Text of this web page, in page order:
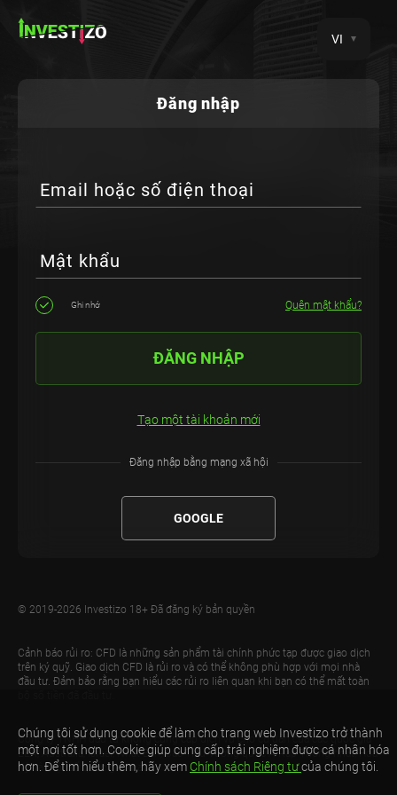
VI
Đăng nhập
Email hoặc số điện thoại
Mật khẩu
Ghi nhớ Quên mật khẩu?
ĐĂNG NHẬP
Tạo một tài khoản mới
Đăng nhập bằng mạng xã hội
GOOGLE
© 2019-2026 Investizo 18+ Đã đăng ký bản quyền
Cảnh báo rủi ro: CFD là những sản phẩm tài chính phức tạp được giao dịch
trên ký quỹ. Giao dịch CFD là rủi ro và có thể không phù hợp với mọi nhà
đầu tư. Đảm bảo rằng bạn hiểu các rủi ro liên quan khi bạn có thể mất toàn
Công ty TNHH đầu tư không cung cấp dịch vụ cho cư dân của các quốc gia
EEA, Australia, Israel, Nhật Bản, Các Tiểu Vương quốc Ả Rập Thống nhất, Hoa
Kỳ và một số quốc gia khác.
Chúng tôi sử dụng cookie để làm cho trang web Investizo trở thành
một nơi tốt hơn. Cookie giúp cung cấp trải nghiệm được cá nhân hóa
hơn. Để tìm hiểu thêm, hãy xem Chính sách Riêng tưcủa chúng tôi.